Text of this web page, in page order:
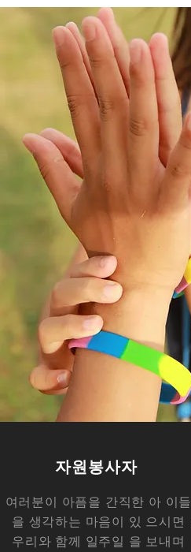
자원봉사자
여러분이 아픔을 간직한 아 이들
을 생각하는 마음이 있 으시면
우리와 함께 일주일 을 보내며